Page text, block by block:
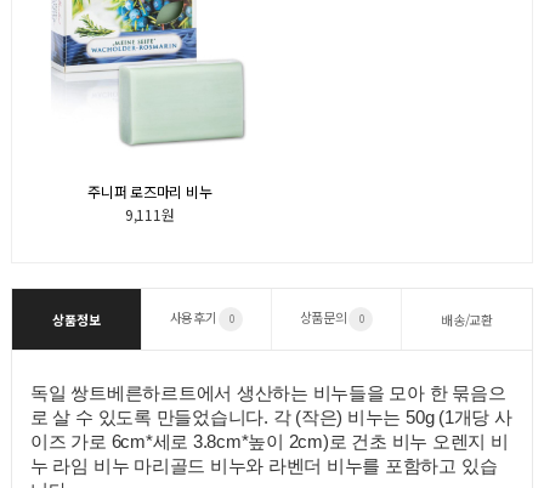
주니퍼 로즈마리 비누
9,111원
상품정보 사용후기 0 상품문의 0 배송/교환
독일 쌍트베른하르트에서 생산하는 비누들을 모아 한 묶음으
로 살 수 있도록 만들었습니다. 각 (작은) 비누는 50g (1개당 사
이즈 가로 6cm*세로 3.8cm*높이 2cm)로 건초 비누 오렌지 비
누 라임 비누 마리골드 비누와 라벤더 비누를 포함하고 있습